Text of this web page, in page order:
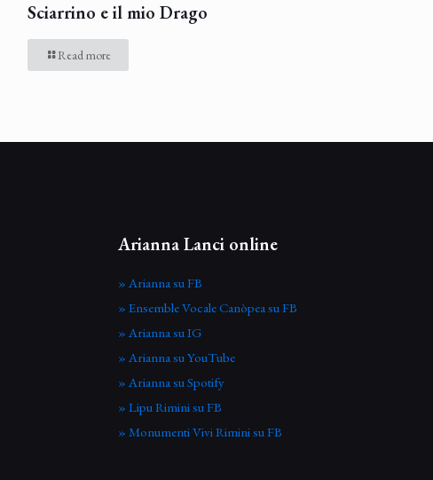
Sciarrino e il mio Drago
Read more
Arianna Lanci online
» Arianna su FB
» Ensemble Vocale Canòpea su FB
» Arianna su IG
» Arianna su YouTube
» Arianna su Spotify
» Lipu Rimini su FB
» Monumenti Vivi Rimini su FB